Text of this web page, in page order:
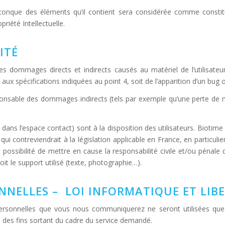
des éléments qu’il contient sera considérée comme
Intellectuelle.
dommages directs et indirects causés au matériel de
spécifications indiquées au point 4, soit de l’apparition d’un bug
des dommages indirects (tels par exemple qu’une perte de
l’espace contact) sont à la disposition des utilisateurs.
contreviendrait à la législation applicable en France, en
de mettre en cause la responsabilité civile et/ou pénale
le support utilisé (texte, photographie…).
– LOI INFORMATIQUE ET
que vous nous communiquerez ne seront utilisées
fins sortant du cadre du service demandé.